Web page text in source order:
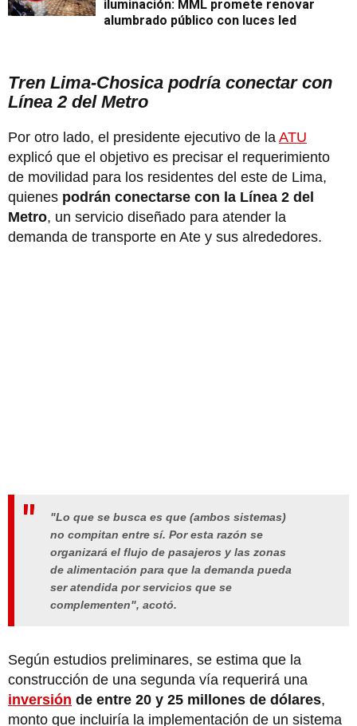
iluminación: MML promete renovar
alumbrado público con luces led
Tren Lima-Chosica podría conectar con
Línea 2 del Metro
Por otro lado, el presidente ejecutivo de la ATU
explicó que el objetivo es precisar el requerimiento
de movilidad para los residentes del este de Lima,
quienes podrán conectarse con la Línea 2 del
Metro, un servicio diseñado para atender la
demanda de transporte en Ate y sus alrededores.
"Lo que se busca es que (ambos sistemas)
no compitan entre sí. Por esta razón se
organizará el flujo de pasajeros y las zonas
de alimentación para que la demanda pueda
ser atendida por servicios que se
complementen", acotó.
Según estudios preliminares, se estima que la
construcción de una segunda vía requerirá una
inversión de entre 20 y 25 millones de dólares,
monto que incluiría la implementación de un sistema